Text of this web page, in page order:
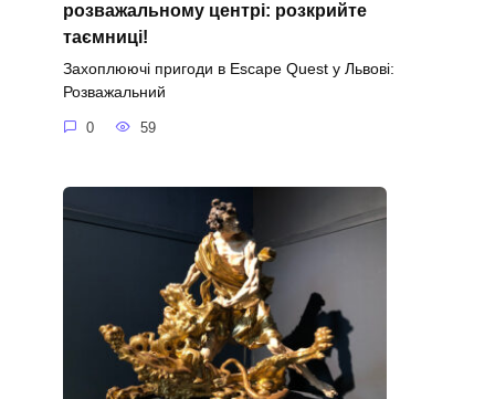
розважальному центрі: розкрийте
таємниці!
Захоплюючі пригоди в Escape Quest у Львові:
Розважальний
0 59